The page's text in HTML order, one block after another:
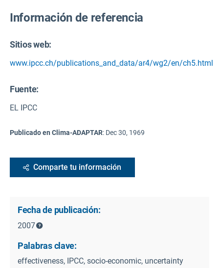
Información de referencia
Sitios web:
www.ipcc.ch/publications_and_data/ar4/wg2/en/ch5.html
Fuente:
EL IPCC
Publicado en Clima-ADAPTAR: Dec 30, 1969
Comparte tu información
Fecha de publicación:
2007
Palabras clave:
effectiveness, IPCC, socio-economic, uncertainty